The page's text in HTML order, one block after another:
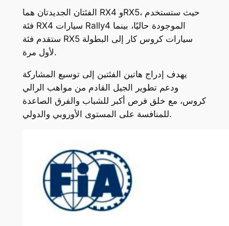
الفئتان الجديدتان هما RX4 وRX5، حيث ستستخدم
فئة RX4 سيارات Rally4 الموجودة حاليًا، بينما
ستقدم فئة RX5 سيارات كروس كار إلى البطولة
لأول مرة.
يهدف إدراج هاتين الفئتين إلى توسيع المشاركة
ودعم تطوير الجيل القادم من مواهب الرالي
كروس، مع خلق فرص أكبر للشباب والفرق الصاعدة
للمنافسة على المستوى الأوروبي والدولي.